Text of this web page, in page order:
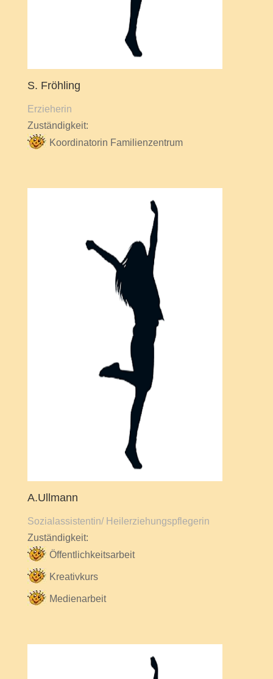
S. Fröhling
Erzieherin
Zuständigkeit:
Koordinatorin Familienzentrum
A.Ullmann
Sozialassistentin/ Heilerziehungspflegerin
Zuständigkeit:
Öffentlichkeitsarbeit
Kreativkurs
Medienarbeit